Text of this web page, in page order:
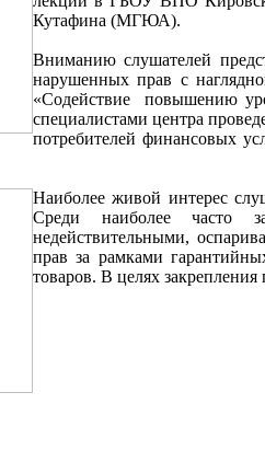
Кутафина (МГЮА).
Вниманию слушателей
нарушенных прав с
«Содействие повышению
специалистами центра
потребителей финансовых
Наиболее живой интерес
Среди наиболее часто
недействительными,
прав за рамками
товаров. В целях